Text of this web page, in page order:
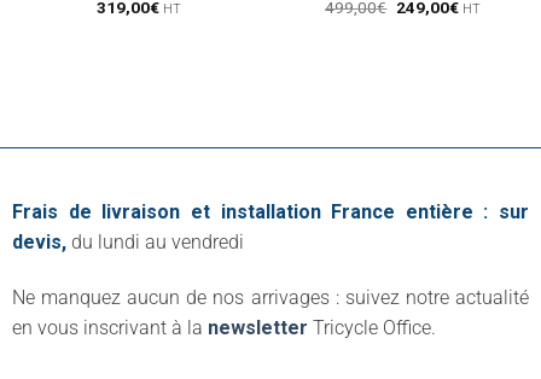
319,00€ HT
499,00€ Le
249,00€LeHT
Frais de livraison et installation France entière : sur
devis, du lundi au vendredi
Ne manquez aucun de nos arrivages : suivez notre actualité
en vous inscrivant à la newsletter Tricycle Office.